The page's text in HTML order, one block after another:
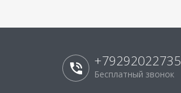
+79292022735
Бесплатный звонок